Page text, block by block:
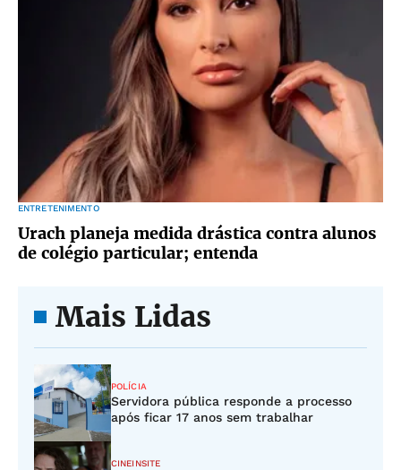
ENTRETENIMENTO
Urach planeja medida drástica contra alunos
de colégio particular; entenda
Mais Lidas
POLÍCIA
Servidora pública responde a processo
após ficar 17 anos sem trabalhar
CINEINSITE